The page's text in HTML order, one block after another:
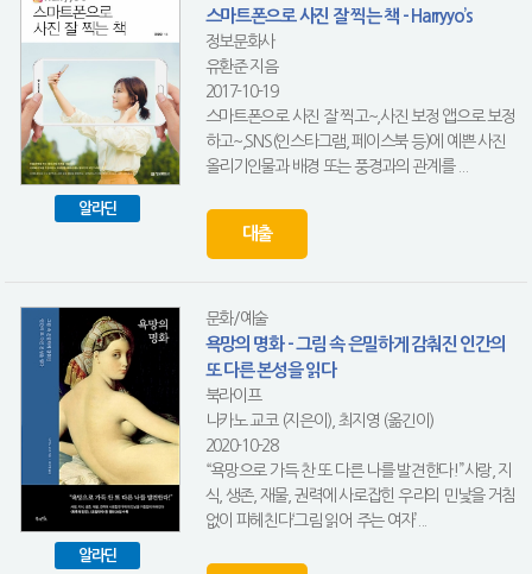
알라딘
스마트폰으로 사진 잘 찍는 책 - Harryyo’s
정보문화사
유환준 지음
2017-10-19
스마트폰으로 사진 잘 찍고~,사진 보정 앱으로 보정
하고~,SNS(인스타그램, 페이스북 등)에 예쁜 사진
올리기인물과 배경 또는 풍경과의 관계를 ...
대출
알라딘
문화/예술
욕망의 명화 - 그림 속 은밀하게 감춰진 인간의
또 다른 본성을 읽다
북라이프
나카노 교코 (지은이), 최지영 (옮긴이)
2020-10-28
“욕망으로 가득 찬 또 다른 나를 발견한다!”사랑, 지
식, 생존, 재물, 권력에 사로잡힌 우리의 민낯을 거침
없이 파헤친다‘그림 읽어 주는 여자’...